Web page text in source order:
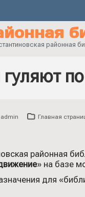
районная
admin Главная
районная
» на базе
для